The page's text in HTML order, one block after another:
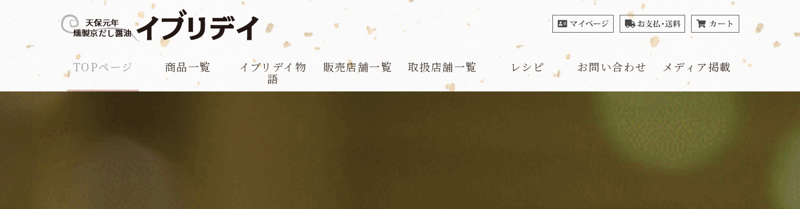
TOPページ 商品一覧 イブリデイ物
語
販売店舗一覧 取扱店舗一覧 レシピ お問い合わせ メディア掲載